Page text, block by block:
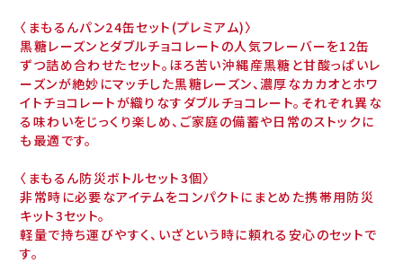
〈まもるんパン24缶セット(プレミアム)〉
黒糖レーズンとダブルチョコレートの人気フレーバーを12缶
ずつ詰め合わせたセット。ほろ苦い沖縄産黒糖と甘酸っぱいレ
ーズンが絶妙にマッチした黒糖レーズン、濃厚なカカオとホワ
イトチョコレートが織りなすダブルチョコレート。それぞれ異な
る味わいをじっくり楽しめ、ご家庭の備蓄や日常のストックに
も最適です。
〈まもるん防災ボトルセット3個〉
非常時に必要なアイテムをコンパクトにまとめた携帯用防災
キット3セット。
軽量で持ち運びやすく、いざという時に頼れる安心のセットで
す。